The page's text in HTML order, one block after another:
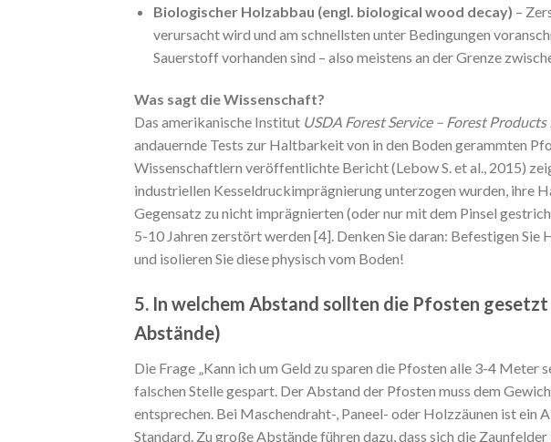
Biologischer Holzabbau (engl. biological wood decay) –
verursacht wird und am schnellsten unter Bedingungen
Sauerstoff vorhanden sind – also meistens an der Grenze
Was sagt die Wissenschaft?
Das amerikanische Institut USDA Forest Service – Forest
andauernde Tests zur Haltbarkeit von in den Boden gerammten
Wissenschaftlern veröffentlichte Bericht (Lebow S. et al., 2015)
industriellen Kesseldruckimprägnierung unterzogen wurden, ihre
Gegensatz zu nicht imprägnierten (oder nur mit dem Pinsel
5-10 Jahren zerstört werden [4]. Denken Sie daran: Befestigen
und isolieren Sie diese physisch vom Boden!
5. In welchem Abstand sollten die Pfosten
Abstände)
Die Frage „Kann ich um Geld zu sparen die Pfosten alle 3-4 Meter
falschen Stelle gespart. Der Abstand der Pfosten muss dem
entsprechen. Bei Maschendraht-, Paneel- oder Holzzäunen ist ein
Standard. Zu große Abstände führen dazu, dass sich die